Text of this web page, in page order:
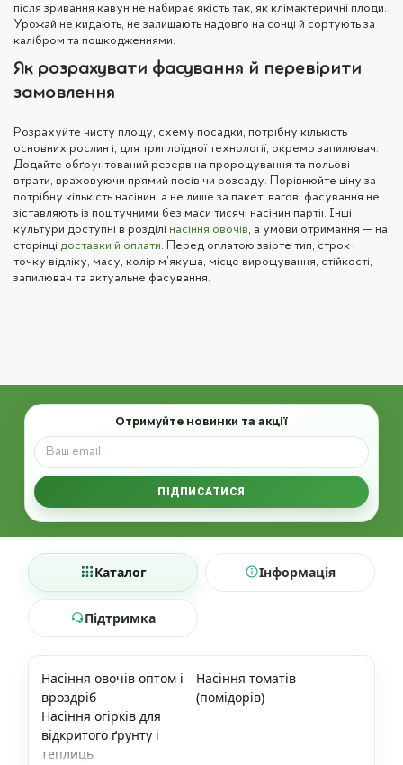
після зривання кавун не набирає якість так, як клімактеричні плоди.
Урожай не кидають, не залишають надовго на сонці й сортують за
калібром та пошкодженнями.
Як розрахувати фасування й перевірити
замовлення
Розрахуйте чисту площу, схему посадки, потрібну кількість
основних рослин і, для триплоїдної технології, окремо запилювач.
Додайте обґрунтований резерв на пророщування та польові
втрати, враховуючи прямий посів чи розсаду. Порівнюйте ціну за
потрібну кількість насінин, а не лише за пакет; вагові фасування не
зіставляють із поштучними без маси тисячі насінин партії. Інші
культури доступні в розділі насіння овочів, а умови отримання — на
сторінці доставки й оплати. Перед оплатою звірте тип, строк і
точку відліку, масу, колір м’якуша, місце вирощування, стійкості,
запилювач та актуальне фасування.
Email
Отримуйте новинки та акції
ПІДПИСАТИСЯ
Каталог Інформація
Підтримка
Насіння овочів оптом і
вроздріб
Насіння томатів
(помідорів)
Насіння огірків для
відкритого ґрунту і
теплиць